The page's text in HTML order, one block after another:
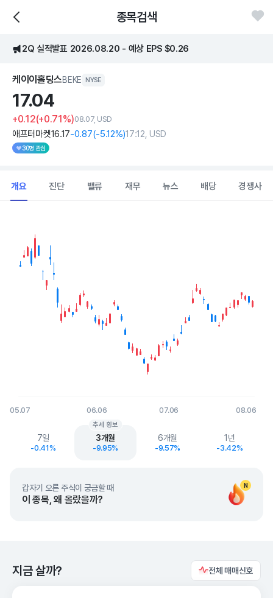
종목검색
2Q 실적발표 2026.08.20 - 예상 EPS $0.26
케이이홀딩스BEKE NYSE
17.04
+0.12(+0.71%)08.07, USD
애프터마켓16.17-0.87(-5.12%)17:12, USD
30명 관심
개요 진단 밸류 재무 뉴스 배당 경쟁사
View as data table, Chart
The chart has 1 X axis displaying Time. Data ranges from
The chart has 1 Y axis displaying values. Data ranges from 13.81
05.07 06.06 07.06 08.06
End of interactive chart.
7일
-0.41%
3개월
-9.95%
추세 횡보
6개월
-9.57%
1년
-3.42%
N
갑자기 오른 주식이 궁금할 때
이 종목, 왜 올랐을까?
지금 살까? 전체 매매신호